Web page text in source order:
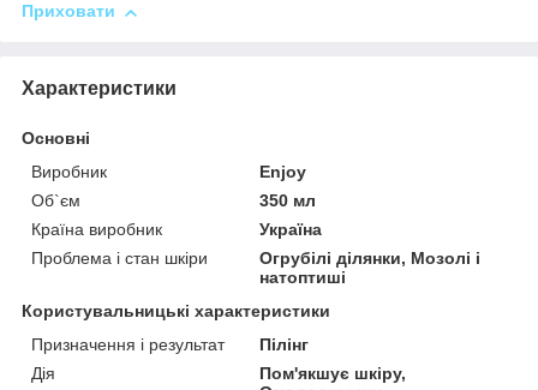
Приховати
Характеристики
Основні
Виробник
Enjoy
Об`єм
350 мл
Країна виробник
Україна
Проблема і стан шкіри
Огрубілі ділянки, Мозолі і
натоптиші
Користувальницькі характеристики
Призначення і результат
Пілінг
Дія
Пом'якшує шкіру,